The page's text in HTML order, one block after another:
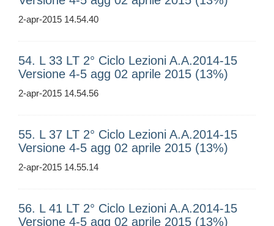
2-apr-2015 14.54.40
54. L 33 LT 2° Ciclo Lezioni A.A.2014-15
Versione 4-5 agg 02 aprile 2015 (13%)
2-apr-2015 14.54.56
55. L 37 LT 2° Ciclo Lezioni A.A.2014-15
Versione 4-5 agg 02 aprile 2015 (13%)
2-apr-2015 14.55.14
56. L 41 LT 2° Ciclo Lezioni A.A.2014-15
Versione 4-5 agg 02 aprile 2015 (13%)